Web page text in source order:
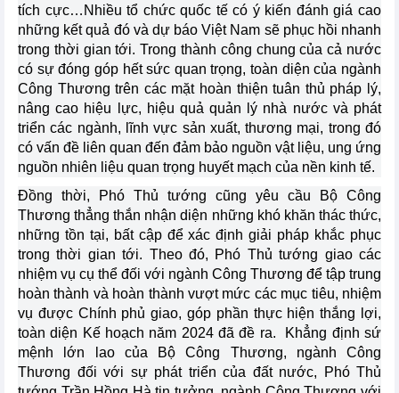
tích cực…Nhiều tổ chức quốc tế có ý kiến đánh giá cao
những kết quả đó và dự báo Việt Nam sẽ phục hồi nhanh
trong thời gian tới. Trong thành công chung của cả nước
có sự đóng góp hết sức quan trọng, toàn diện của ngành
Công Thương trên các mặt hoàn thiện tuân thủ pháp lý,
nâng cao hiệu lực, hiệu quả quản lý nhà nước và phát
triển các ngành, lĩnh vực sản xuất, thương mại, trong đó
có vấn đề liên quan đến đảm bảo nguồn vật liệu, ung ứng
nguồn nhiên liệu quan trọng huyết mạch của nền kinh tế.
Đồng thời, Phó Thủ tướng cũng yêu cầu Bộ Công
Thương thẳng thắn nhận diện những khó khăn thác thức,
những tồn tại, bất cập để xác định giải pháp khắc phục
trong thời gian tới. Theo đó, Phó Thủ tướng giao các
nhiệm vụ cụ thể đối với ngành Công Thương để tập trung
hoàn thành và hoàn thành vượt mức các mục tiêu, nhiệm
vụ được Chính phủ giao, góp phần thực hiện thắng lợi,
toàn diện Kế hoạch năm 2024 đã đề ra. Khẳng định sứ
mệnh lớn lao của Bộ Công Thương, ngành Công
Thương đối với sự phát triển của đất nước, Phó Thủ